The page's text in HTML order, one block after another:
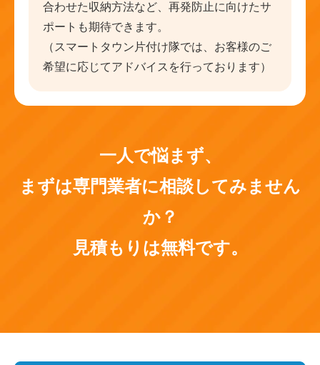
合わせた収納方法など、再発防止に向けたサ
ポートも期待できます。
（スマートタウン片付け隊では、お客様のご
希望に応じてアドバイスを行っております）
一人で悩まず、
まずは専門業者に相談してみません
か？
見積もりは無料です。